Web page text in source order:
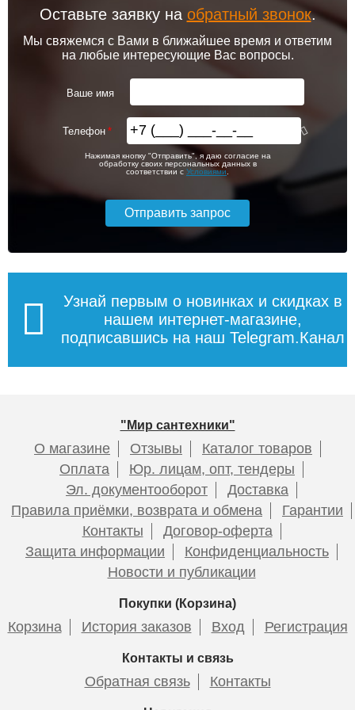
Подробнее Подробнее
Комплект подключения
Lemark LM03412SBL с
квадратными вентилями,
Подробнее
Комплект подключения
Lemark LM03412RW с
круглыми вентилями, белый
Подробнее
Lemark LM03412SW с
квадратными вентилями,
белый
8 188
Подробнее
п/с Terminus (пара)
100
Подробнее
п/с Terminus (пара)
Terminus (пара)
крепёж
7 700 2 300
Bellario LM68607 П7
13 993 11 550
Полотенцесушитель
водяной F ultra vintage [1"]
18 700
Подробнее
Водяной
полотенцесушитель Lemark
Atlantiss LM32607R П7
500x600
Подробнее
Оставьте заявку на обратный звонок.
Мы свяжемся с Вами в ближайшее время и ответим
на любые интересующие Вас вопросы.
Ваше имя
Телефон
Нажимая кнопку "Отправить", я даю согласие на
обработку своих персональных данных в
соответствии с Условиями
Узнай первым о новинках и скидках в
нашем интернет-магазине,
подписавшись на наш Telegram.Канал
"Мир сантехники"
О магазине Отзывы
Каталог товаров
Оплата
Юр. лицам, опт, тендеры
Эл. документооборот
Доставка
Правила приёмки, возврата и обмена
Гарантии
Контакты
Договор-оферта
Защита информации
Конфиденциальность
Новости и публикации
Покупки (Корзина)
Корзина История заказов Вход Регистрация
Контакты и связь
Обратная связь Контакты